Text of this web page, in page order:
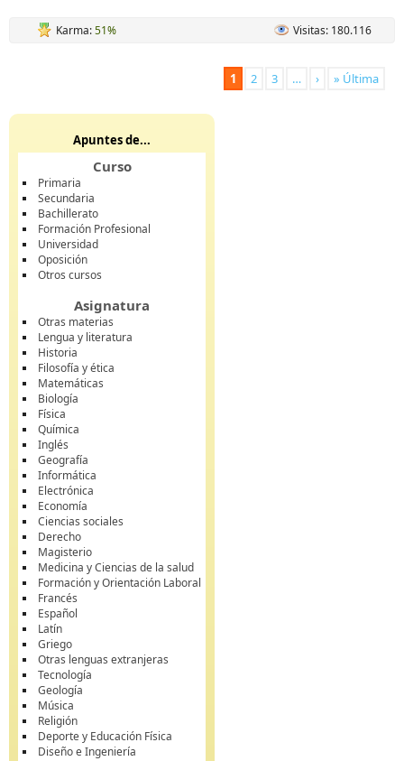
Karma:51% Visitas: 180.116
1 2 3 … › » Última
Apuntes de...
Curso
Primaria
Secundaria
Bachillerato
Formación Profesional
Universidad
Oposición
Otros cursos
Asignatura
Otras materias
Lengua y literatura
Historia
Filosofía y ética
Matemáticas
Biología
Física
Química
Inglés
Geografía
Informática
Electrónica
Economía
Ciencias sociales
Derecho
Magisterio
Medicina y Ciencias de la salud
Formación y Orientación Laboral
Francés
Español
Latín
Griego
Otras lenguas extranjeras
Tecnología
Geología
Música
Religión
Deporte y Educación Física
Diseño e Ingeniería